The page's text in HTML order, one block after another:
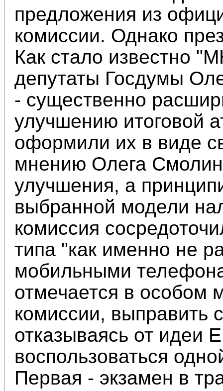
предложения из
комиссии. Однако
Как стало известно
депутаты Госдумы
- существенно
улучшению итоговой
оформили их в виде
мнению Олега
улучшения, а
выбранной модели
комиссия
типа "как именно не
мобильными
отмечается в особом
комиссии, выправить
отказываясь от идеи
воспользоваться
Первая - экзамен в